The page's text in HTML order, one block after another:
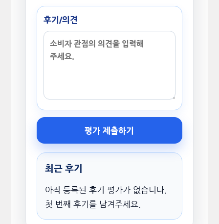
후기/의견
평가 제출하기
최근 후기
아직 등록된 후기 평가가 없습니다.
첫 번째 후기를 남겨주세요.